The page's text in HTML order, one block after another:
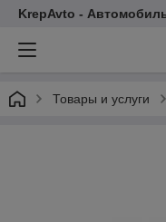
KrepAvto -
Товары и услуги